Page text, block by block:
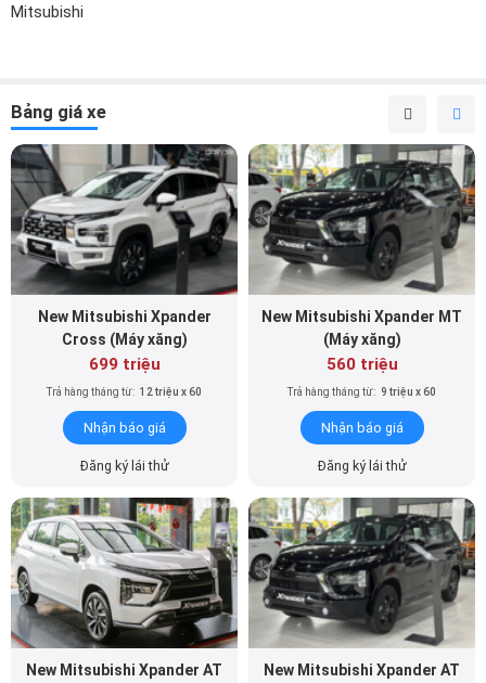
Mitsubishi
Bảng giá xe
New Mitsubishi Xpander
Cross (Máy xăng)
699 triệu
Trả hàng tháng từ: 12 triệu x 60
Nhận báo giá
Đăng ký lái thử
New Mitsubishi Xpander MT
(Máy xăng)
560 triệu
Trả hàng tháng từ: 9 triệu x 60
Nhận báo giá
Đăng ký lái thử
New Mitsubishi Xpander AT
New Mitsubishi Xpander AT